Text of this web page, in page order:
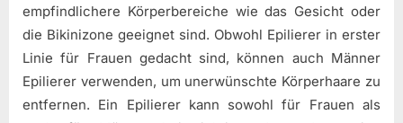
empfindlichere Körperbereiche wie das Gesicht oder
die Bikinizone geeignet sind. Obwohl Epilierer in erster
Linie für Frauen gedacht sind, können auch Männer
Epilierer verwenden, um unerwünschte Körperhaare zu
entfernen. Ein Epilierer kann sowohl für Frauen als